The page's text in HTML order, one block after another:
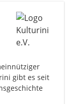
gibt es seit